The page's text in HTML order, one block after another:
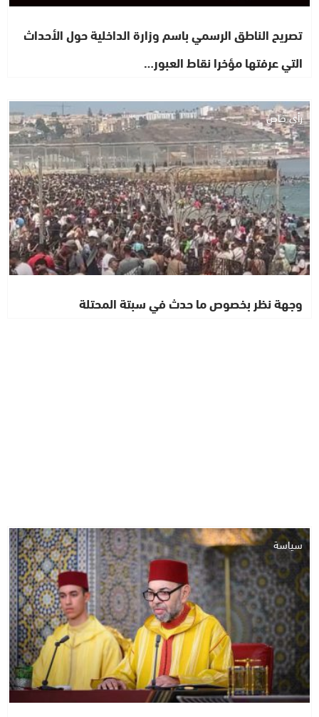
تصريح الناطق الرسمي باسم وزارة الداخلية حول الأحداث
التي عرفتها مؤخرا نقاط العبور…
رأي خاص
وجهة نظر بخصوص ما حدث في سبتة المحتلة
سياسة